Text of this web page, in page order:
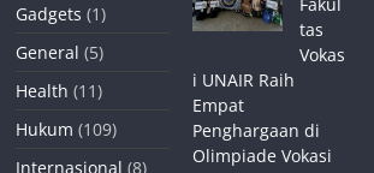
Gadgets (1)
General (5)
Health (11)
Hukum (109)
Internasional (8)
Fakul
tas
Vokas
i UNAIR Raih
Empat
Penghargaan di
Olimpiade Vokasi